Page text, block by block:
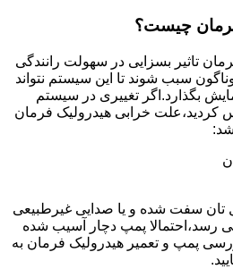
چیست؟
تاثیر بسزایی در سهولت رانندگی
سبب شوند تا این سیستم نتواند
بگذارد.اگر تغییری در سیستم
کردید،علت خرابی هیدرولیک فرمان
تان سفت شده و یا صدایی غیرطبیعی
رسد،احتمالا پمپ دچار آسیب شده
پمپ و تعمیر هیدرولیک فرمان به